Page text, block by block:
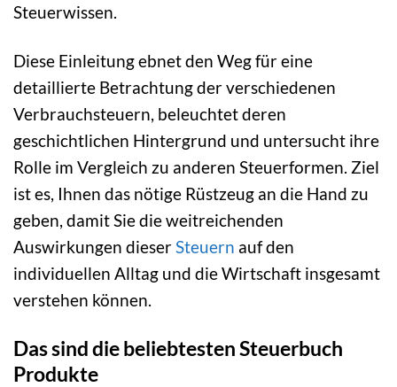
Steuerwissen.
Diese Einleitung ebnet den Weg für eine
detaillierte Betrachtung der verschiedenen
Verbrauchsteuern, beleuchtet deren
geschichtlichen Hintergrund und untersucht ihre
Rolle im Vergleich zu anderen Steuerformen. Ziel
ist es, Ihnen das nötige Rüstzeug an die Hand zu
geben, damit Sie die weitreichenden
Auswirkungen dieserSteuern auf den
individuellen Alltag und die Wirtschaft insgesamt
verstehen können.
Das sind die beliebtesten Steuerbuch
Produkte